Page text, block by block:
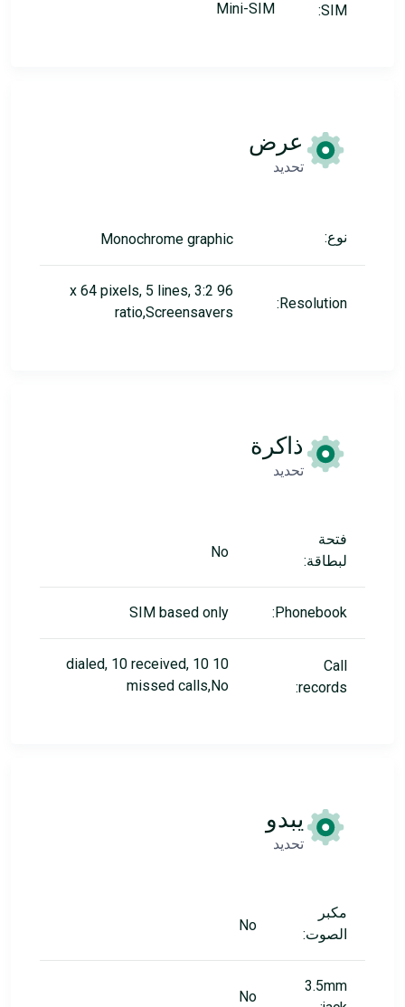
SIM:
Mini-SIM
عرض
تحديد
نوع: Monochrome graphic
Resolution:
96 x 64 pixels, 5 lines, 3:2
ratio,Screensavers
ذاكرة
تحديد
فتحة
لبطاقة:
No
Phonebook:
SIM based only
Call
records:
10 dialed, 10 received, 10
missed calls,No
يبدو
تحديد
مكبر
الصوت:
No
3.5mm
No